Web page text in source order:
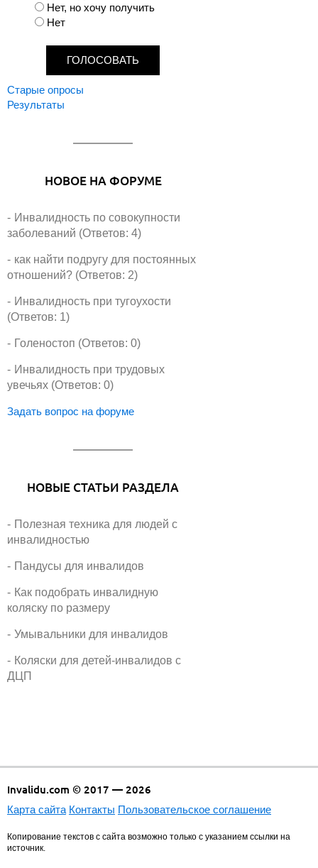
и
а
Нет, но хочу получить
Нет
Старые опросы
Результаты
НОВОЕ НА ФОРУМЕ
Инвалидность по совокупности
заболеваний (Ответов: 4)
как найти подругу для постоянных
отношений? (Ответов: 2)
Инвалидность при тугоухости
(Ответов: 1)
Голеностоп (Ответов: 0)
Инвалидность при трудовых
увечьях (Ответов: 0)
Задать вопрос на форуме
НОВЫЕ СТАТЬИ РАЗДЕЛА
Полезная техника для людей с
инвалидностью
Пандусы для инвалидов
Как подобрать инвалидную
коляску по размеру
Умывальники для инвалидов
Коляски для детей-инвалидов с
ДЦП
Invalidu.com © 2017 — 2026
Карта сайта Контакты Пользовательское соглашение
Копирование текстов с сайта возможно только с указанием ссылки на
источник.